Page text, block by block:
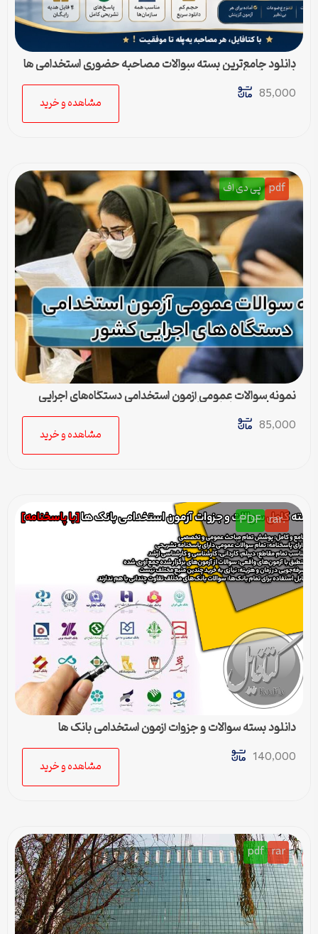
دانلود جامع‌ترین بسته سوالات مصاحبه حضوری استخدامی ها
85,000
مشاهده و خرید
pdf پی دی اف
نمونه سوالات عمومی آزمون استخدامی دستگاه‌های اجرایی
85,000
مشاهده و خرید
.rar
PDF
دانلود بسته سوالات و جزوات آزمون استخدامی بانک ها
140,000
مشاهده و خرید
rar
pdf